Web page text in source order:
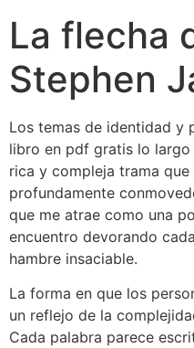
La flecha
Stephen
Los temas de identidad y
libro en pdf gratis lo largo
rica y compleja trama
profundamente
que me atrae como una
encuentro devorando
hambre insaciable.
La forma en que los
un reflejo de la
Cada palabra parece